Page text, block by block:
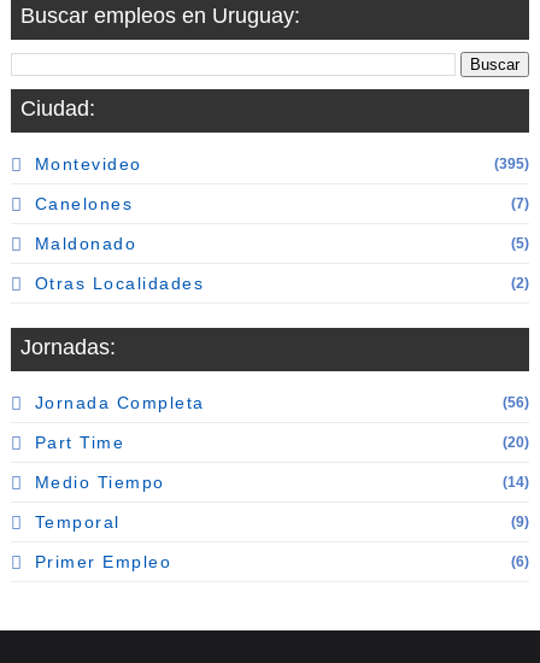
Buscar empleos en Uruguay:
Ciudad:
Montevideo (395)
Canelones (7)
Maldonado (5)
Otras Localidades (2)
Jornadas:
Jornada Completa (56)
Part Time (20)
Medio Tiempo (14)
Temporal (9)
Primer Empleo (6)